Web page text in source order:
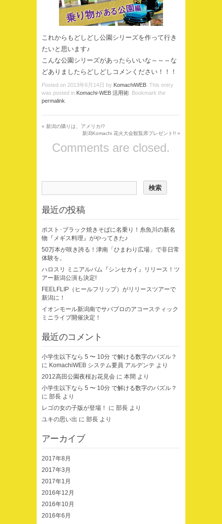
これからもどしどし公園シリーズを作って行き
たいと思います♪
こんな公園シリーズがあったらいいな～～～な
どありましたらどしどしコメンください！！！
Posted on 2013年6月14日 by KomachiWEB . This entry
was posted in Komachi-WEB 活用術 . Bookmark the
permalink
« 新潟の隣りは、アメリカ!?
新潟Komachi 花火大会観覧席プレゼント!! »
Comments are closed.
最近の投稿
ポスト･ブラック焼きそばに名乗り！糸魚川の新名
物『メギス料理』がやってきた♪
50万本が咲き誇る！津南「ひまわり広場」で非日常
体験を。
ハロスリ ミニアルバム『シンセカイ』リリース！ツ
アー新潟公演も決定!
FEELFLIP（ヒールフリップ）がリリースツアーで
新潟に！
イオンモール新潟南でサバプロのアコースティック
ミニライブ開催決定！
最近のコメント
小学生以下なら 5 〜 10分 で解ける数字のパズル？
に KomachiWEB システム要員 アルデンテ より
2012高田公園夜桜お花見会 に 本間 より
小学生以下なら 5 〜 10分 で解ける数字のパズル？
に 部長 より
レゴの女の子版が登場！
に 部長 より
ユキの思い出 に 部長 より
アーカイブ
2017年8月
2017年3月
2017年1月
2016年12月
2016年10月
2016年6月